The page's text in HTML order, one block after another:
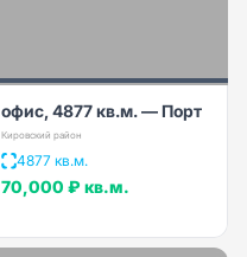
офис, 4877 кв.м. — Порт
Кировский район
4877 кв.м.
70,000 ₽ кв.м.